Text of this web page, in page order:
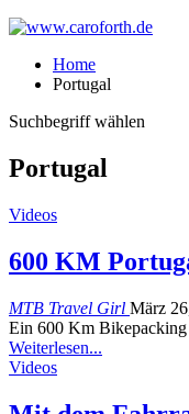
Home
Portugal
Suchbegriff wählen
Portugal
Videos
600 KM
MTB Travel Girl März
Ein 600 Km
Weiterlesen...
Videos